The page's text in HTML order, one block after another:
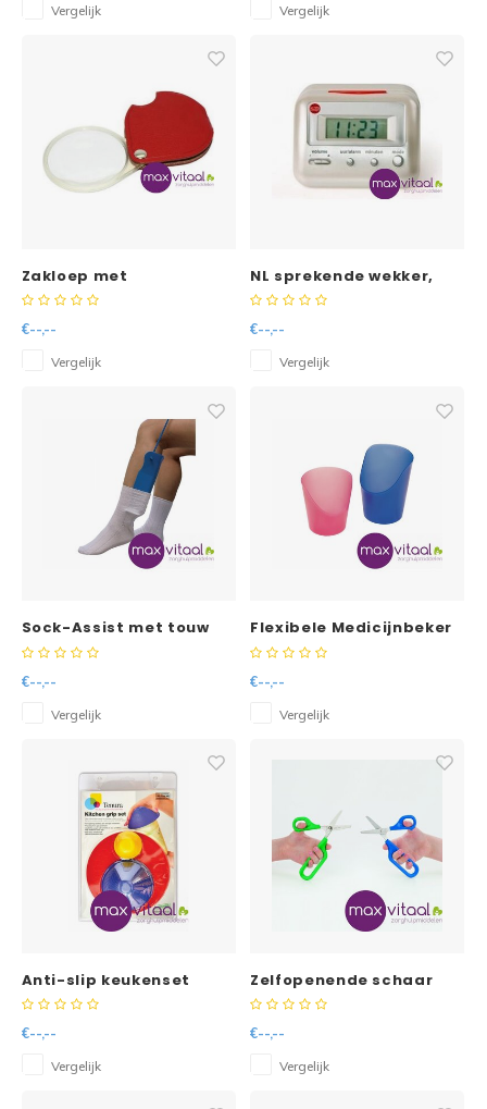
Vergelijk
Vergelijk
Zakloep met
vergrotingsfactor 3,5
€--,--
Vergelijk
NL sprekende wekker,
digitaal, wit
€--,--
Vergelijk
Sock-Assist met touw
met handvat
€--,--
Vergelijk
Flexibele Medicijnbeker
€--,--
Vergelijk
Anti-slip keukenset
(mat ⌀19cm, potopener,
€--,--
Vergelijk
Zelfopenende schaar
met 1 groot oog en 1 klein
€--,--
Vergelijk